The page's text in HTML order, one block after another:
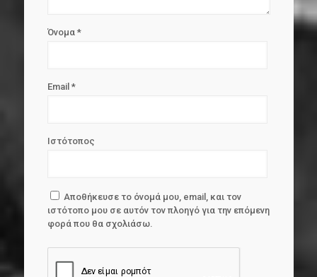
Όνομα *
Email *
Ιστότοπος
Αποθήκευσε το όνομά μου, email, και τον
ιστότοπο μου σε αυτόν τον πλοηγό για την επόμενη
φορά που θα σχολιάσω.